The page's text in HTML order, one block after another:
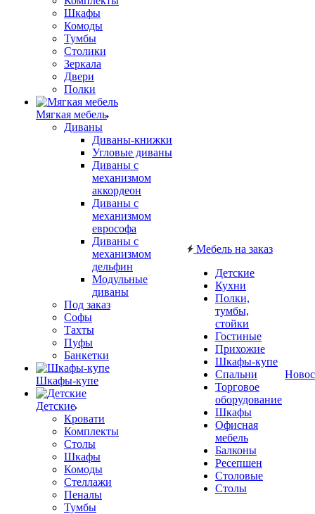
Шкафы
Комоды
Тумбы
Столики
Зеркала
Двери
Полки
Мягкая мебель
Диваны
Диваны-книжки
Угловые диваны
Диваны с
механизмом
аккордеон
Диваны с
механизмом
еврософа
Диваны с
механизмом
дельфин
Модульные
диваны
Под заказ
Софы
Тахты
Пуфы
Банкетки
Шкафы-купе
Детские
Кровати
Комплекты
Столы
Шкафы
Комоды
Стеллажи
Пеналы
Тумбы
Мебель на заказ
Детские
Кухни
Полки,
тумбы,
стойки
Гостиные
Прихожие
Шкафы-купе
Спальни
Торговое
оборудование
Шкафы
Офисная
мебель
Балконы
Ресепшен
Столовые
Столы